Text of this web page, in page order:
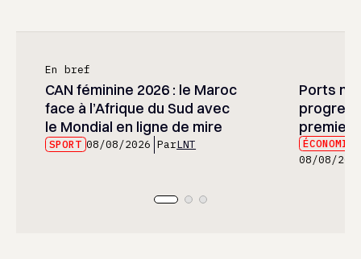
En bref
CAN féminine 2026 : le Maroc
face à l’Afrique du Sud avec
le Mondial en ligne de mire
SPORT 08/08/2026 ParLNT
Ports
premier
08/08/